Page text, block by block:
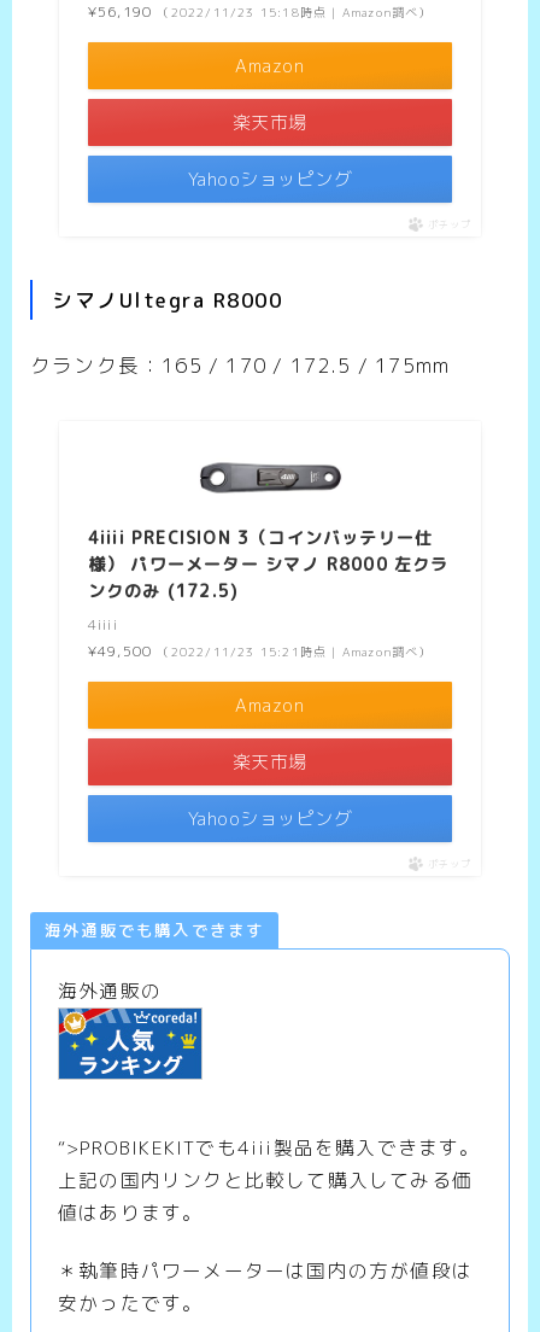
¥56,190
（2022/11/23 15:18時点 | Amazon調べ）
Amazon
楽天市場
Yahooショッピング
ポチップ
シマノUltegra R8000
クランク長：165 / 170 / 172.5 / 175mm
4iiii PRECISION 3（コインバッテリー仕
様） パワーメーター シマノ R8000 左クラ
ンクのみ (172.5)
4iiii
¥49,500
（2022/11/23 15:21時点 | Amazon調べ）
Amazon
楽天市場
Yahooショッピング
ポチップ
海外通販でも購入できます
海外通販の
“>PROBIKEKITでも4iii製品を購入できます。
上記の国内リンクと比較して購入してみる価
値はあります。
＊執筆時パワーメーターは国内の方が値段は
安かったです。